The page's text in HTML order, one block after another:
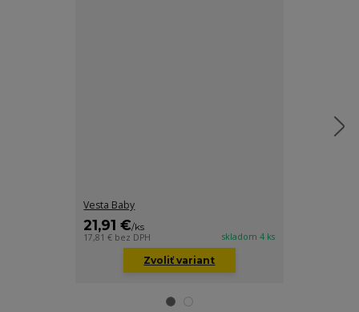
Vesta Baby
21,91 €/ks
17,81 € bez DPH skladom 4 ks
Zvoliť variant